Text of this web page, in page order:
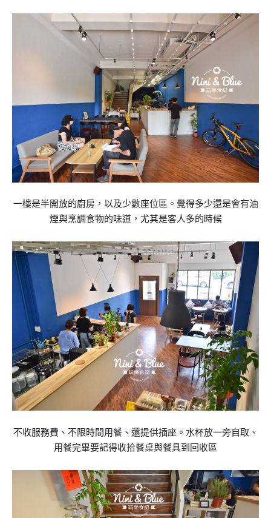
一樓是半開放的廚房，以及少數座位區。覺得多少還是會有油
煙與烹調食物的味道，尤其是客人多的時候
不收服務費、不限時間用餐、還提供插座。水杯放一旁自取、
用餐完畢要記得收拾餐桌與餐具到回收區